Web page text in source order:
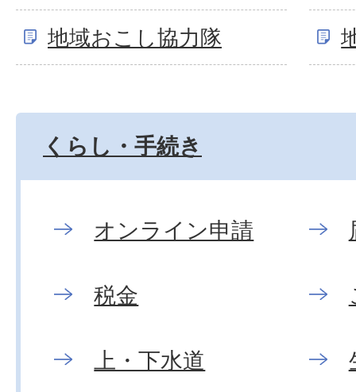
地域おこし協力隊
くらし・手続き
オンライン申請
税金
上・下水道